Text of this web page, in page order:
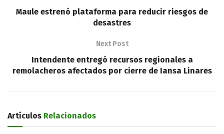
Maule estrenó plataforma para reducir riesgos de
desastres
Next Post
Intendente entregó recursos regionales a
remolacheros afectados por cierre de Iansa Linares
Artículos Relacionados